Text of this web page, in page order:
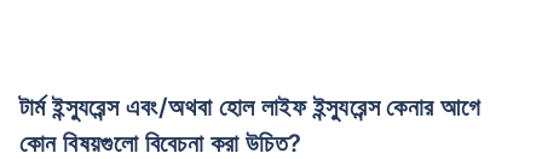
টার্ম ইন্স্যুরেন্স এবং/অথবা হোল লাইফ ইন্স্যুরেন্স কেনার আগে
কোন বিষয়গুলো বিবেচনা করা উচিত?